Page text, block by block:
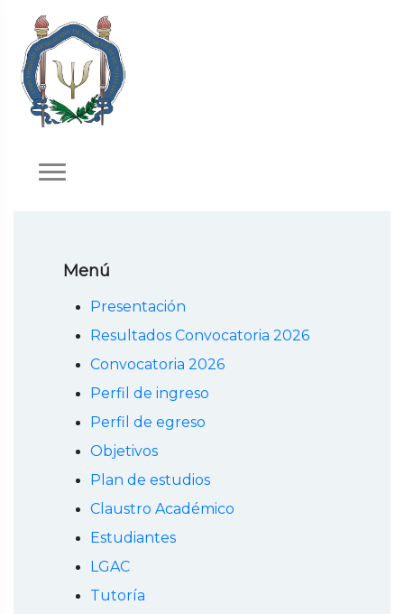
Menú
Presentación
Resultados Convocatoria 2026
Convocatoria 2026
Perfil de ingreso
Perfil de egreso
Objetivos
Plan de estudios
Claustro Académico
Estudiantes
LGAC
Tutoría